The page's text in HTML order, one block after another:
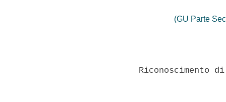
(GU Parte
Riconoscimento